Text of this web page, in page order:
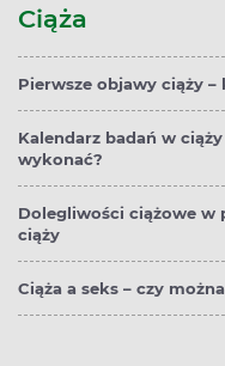
Ciąża
Pierwsze objawy ciąży
Kalendarz badań w
wykonać?
Dolegliwości ciążowe
ciąży
Ciąża a seks – czy